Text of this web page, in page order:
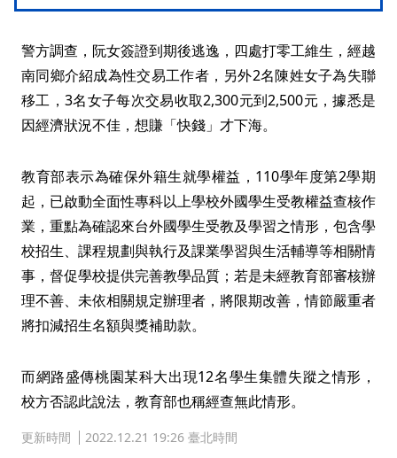
警方調查，阮女簽證到期後逃逸，四處打零工維生，經越
南同鄉介紹成為性交易工作者，另外2名陳姓女子為失聯
移工，3名女子每次交易收取2,300元到2,500元，據悉是
因經濟狀況不佳，想賺「快錢」才下海。
教育部表示為確保外籍生就學權益，110學年度第2學期
起，已啟動全面性專科以上學校外國學生受教權益查核作
業，重點為確認來台外國學生受教及學習之情形，包含學
校招生、課程規劃與執行及課業學習與生活輔導等相關情
事，督促學校提供完善教學品質；若是未經教育部審核辦
理不善、未依相關規定辦理者，將限期改善，情節嚴重者
將扣減招生名額與獎補助款。
而網路盛傳桃園某科大出現12名學生集體失蹤之情形，
校方否認此說法，教育部也稱經查無此情形。
更新時間 2022.12.21 19:26 臺北時間